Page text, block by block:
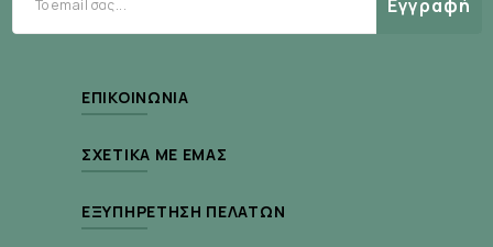
Να μην υπερβαίνεται η συνιστώμενη ημερήσια
Να μην καταναλώνεται με άδειο στομάχι.
Εγγραφή
ΕΠΙΚΟΙΝΩΝΊΑ
ΣΧΕΤΙΚΆ ΜΕ ΕΜΆΣ
ΕΞΥΠΗΡΈΤΗΣΗ ΠΕΛΑΤΏΝ